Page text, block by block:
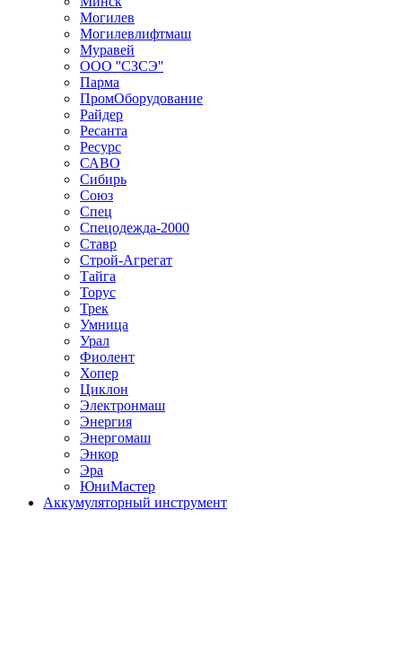
Могилев
Могилевлифтмаш
Муравей
ООО ''СЗСЭ''
Парма
ПромОборудование
Райдер
Ресанта
Ресурс
САВО
Сибирь
Союз
Спец
Спецодежда-2000
Ставр
Строй-Агрегат
Тайга
Торус
Трек
Умница
Урал
Фиолент
Хопер
Циклон
Электронмаш
Энергия
Энергомаш
Энкор
Эра
ЮниМастер
Аккумуляторный инструмент